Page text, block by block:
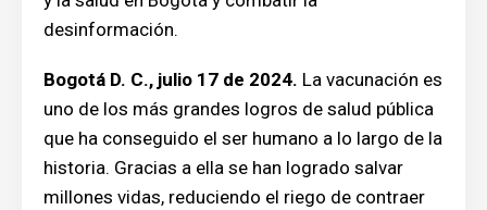
desinformación.
Bogotá D. C., julio 17 de 2024. La vacunación es
uno de los más grandes logros de salud pública
que ha conseguido el ser humano a lo largo de la
historia. Gracias a ella se han logrado salvar
millones vidas, reduciendo el riego de contraer